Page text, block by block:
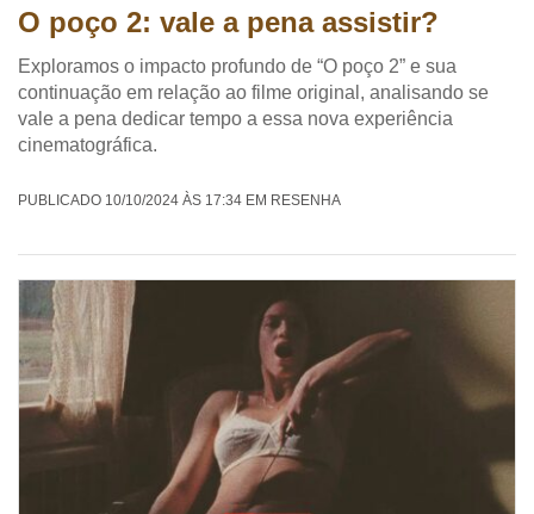
O poço 2: vale a pena assistir?
Exploramos o impacto profundo de “O poço 2” e sua
continuação em relação ao filme original, analisando se
vale a pena dedicar tempo a essa nova experiência
cinematográfica.
PUBLICADO 10/10/2024 ÀS 17:34 EM RESENHA